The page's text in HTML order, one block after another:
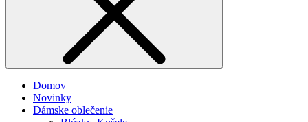
Domov
Novinky
Dámske oblečenie